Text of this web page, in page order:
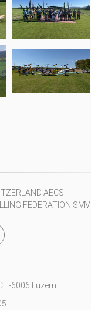
AECS
FEDERATION SMV
6006 Luzern